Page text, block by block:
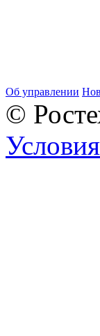
Об управлении
©